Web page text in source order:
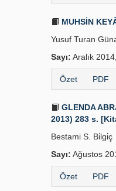
Yusuf Turan
Sayı: Aralık
Özet PDF
GLENDA
2013) 283 s.
Bestami S. Bi̇lgi̇ç
Sayı: Ağustos
Özet PDF